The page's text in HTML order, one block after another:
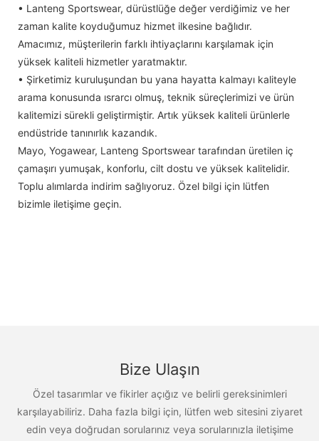
• Lanteng Sportswear, dürüstlüğe değer verdiğimiz ve her
zaman kalite koyduğumuz hizmet ilkesine bağlıdır.
Amacımız, müşterilerin farklı ihtiyaçlarını karşılamak için
yüksek kaliteli hizmetler yaratmaktır.
• Şirketimiz kuruluşundan bu yana hayatta kalmayı kaliteyle
arama konusunda ısrarcı olmuş, teknik süreçlerimizi ve ürün
kalitemizi sürekli geliştirmiştir. Artık yüksek kaliteli ürünlerle
endüstride tanınırlık kazandık.
Mayo, Yogawear, Lanteng Sportswear tarafından üretilen iç
çamaşırı yumuşak, konforlu, cilt dostu ve yüksek kalitelidir.
Toplu alımlarda indirim sağlıyoruz. Özel bilgi için lütfen
bizimle iletişime geçin.
Bize Ulaşın
Özel tasarımlar ve fikirler açığız ve belirli gereksinimleri
karşılayabiliriz. Daha fazla bilgi için, lütfen web sitesini ziyaret
edin veya doğrudan sorularınız veya sorularınızla iletişime